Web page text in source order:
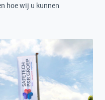
hoe wij u kunnen